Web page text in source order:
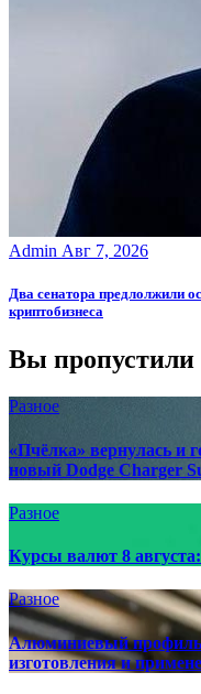
Admin Авг 7, 2026
Два сенатора предлолжили
криптобизнеса
Вы пропустили
Разное
«Пчёлка» вернулась и
новый Dodge Charger
Разное
Курсы валют 8
Разное
Алюминиевый профиль
изготовления и